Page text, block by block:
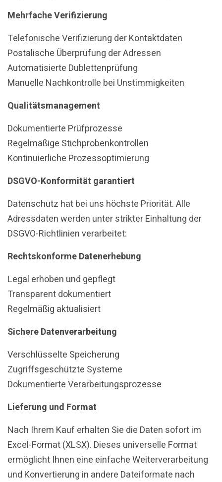
Mehrfache Verifizierung
Telefonische Verifizierung der Kontaktdaten
Postalische Überprüfung der Adressen
Automatisierte Dublettenprüfung
Manuelle Nachkontrolle bei Unstimmigkeiten
Qualitätsmanagement
Dokumentierte Prüfprozesse
Regelmäßige Stichprobenkontrollen
Kontinuierliche Prozessoptimierung
DSGVO-Konformität garantiert
Datenschutz hat bei uns höchste Priorität. Alle
Adressdaten werden unter strikter Einhaltung der
DSGVO-Richtlinien verarbeitet:
Rechtskonforme Datenerhebung
Legal erhoben und gepflegt
Transparent dokumentiert
Regelmäßig aktualisiert
Sichere Datenverarbeitung
Verschlüsselte Speicherung
Zugriffsgeschützte Systeme
Dokumentierte Verarbeitungsprozesse
Lieferung und Format
Nach Ihrem Kauf erhalten Sie die Daten sofort im
Excel-Format (XLSX). Dieses universelle Format
ermöglicht Ihnen eine einfache Weiterverarbeitung
und Konvertierung in andere Dateiformate nach